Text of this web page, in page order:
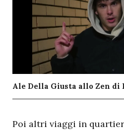
Ale Della Giusta allo Zen di
Poi altri viaggi in